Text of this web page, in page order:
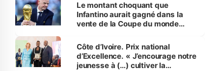
Le montant choquant que
Infantino aurait gagné dans la
vente de la Coupe du monde
Côte d’Ivoire. Prix national
d’Excellence. « J’encourage notre
jeunesse à (…) cultiver la